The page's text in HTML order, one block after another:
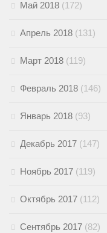
Май 2018 (172)
Апрель 2018 (131)
Март 2018 (119)
Февраль 2018 (146)
Январь 2018 (93)
Декабрь 2017 (147)
Ноябрь 2017 (119)
Октябрь 2017 (112)
Сентябрь 2017 (82)